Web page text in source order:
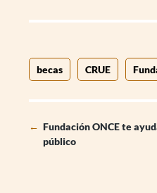
becas CRUE
← Fundación ONCE te
público